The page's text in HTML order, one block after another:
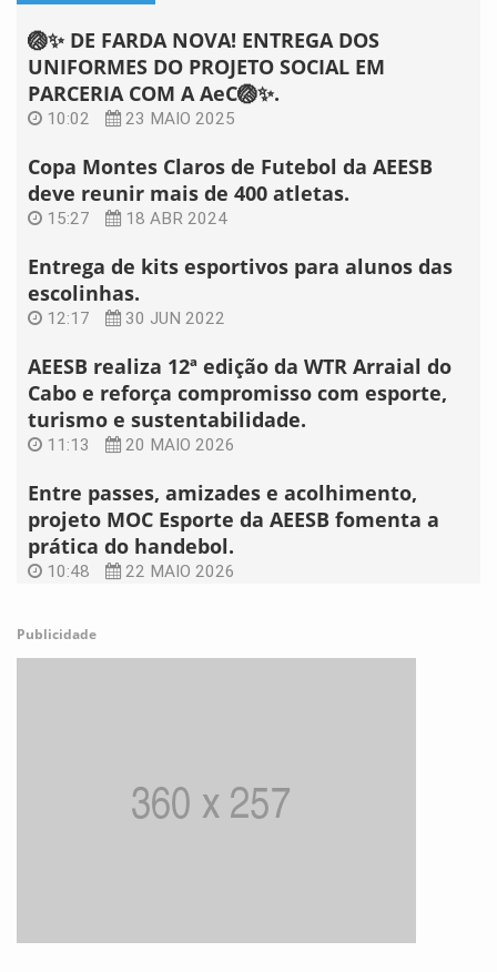
🏐✨ DE FARDA NOVA! ENTREGA DOS
UNIFORMES DO PROJETO SOCIAL EM
PARCERIA COM A AeC🏐✨.
10:02 23 MAIO 2025
Copa Montes Claros de Futebol da AEESB
deve reunir mais de 400 atletas.
15:27 18 ABR 2024
Entrega de kits esportivos para alunos das
escolinhas.
12:17 30 JUN 2022
AEESB realiza 12ª edição da WTR Arraial do
Cabo e reforça compromisso com esporte,
turismo e sustentabilidade.
11:13 20 MAIO 2026
Entre passes, amizades e acolhimento,
projeto MOC Esporte da AEESB fomenta a
prática do handebol.
10:48 22 MAIO 2026
Publicidade